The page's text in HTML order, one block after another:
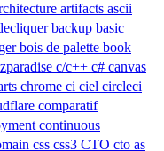
artifacts ascii
backup basic
bois de palette book
c/c++ c# canvas
chrome ci ciel circleci
comparatif
continuous
css css3 CTO cto as